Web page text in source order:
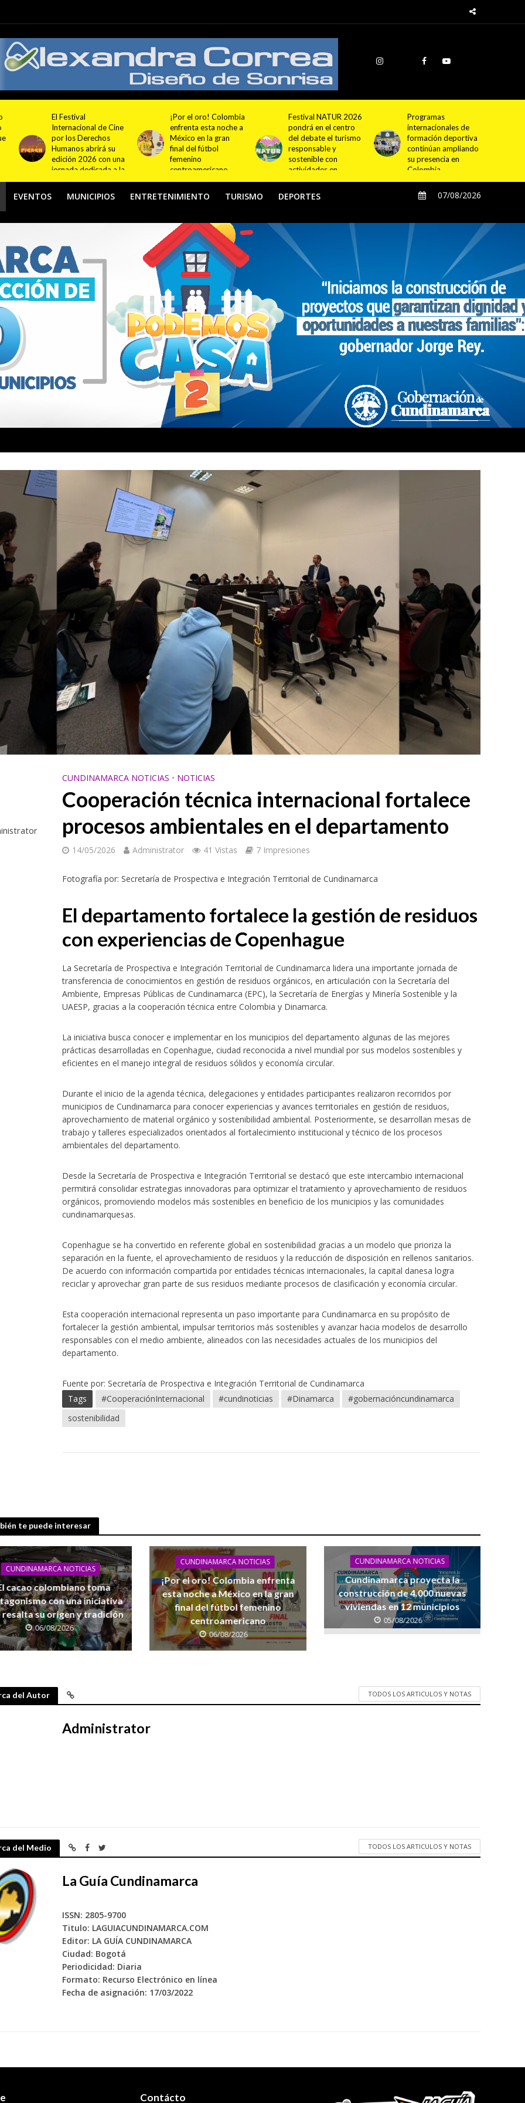
¡Por el oro! Colombia
enfrenta esta noche a
México en la gran
final del fútbol
femenino
centroamericano
Festival NATUR 2026
pondrá en el centro
del debate el turismo
responsable y
sostenible con
actividades en
Bogotá y Guasca
Programas
internacionales de
formación deportiva
continúan ampliando
su presencia en
Colombia
Cundinamarca
proyecta la
construcción de
4.000 nuevas
viviendas en 12
municipios
EVENTOS MUNICIPIOS ENTRETENIMIENTO TURISMO DEPORTES 07/08/2026
CUNDINAMARCA NOTICIAS • NOTICIAS
Cooperación técnica internacional fortalece
procesos ambientales en el departamento
14/05/2026 Administrator 41 Vistas 7 Impresiones
Fotografía por: Secretaría de Prospectiva e Integración Territorial de Cundinamarca
El departamento fortalece la gestión de residuos
con experiencias de Copenhague
La Secretaría de Prospectiva e Integración Territorial de Cundinamarca lidera una importante jornada de
transferencia de conocimientos en gestión de residuos orgánicos, en articulación con la Secretaría del
Ambiente, Empresas Públicas de Cundinamarca (EPC), la Secretaría de Energías y Minería Sostenible y la
UAESP, gracias a la cooperación técnica entre Colombia y Dinamarca.
La iniciativa busca conocer e implementar en los municipios del departamento algunas de las mejores
prácticas desarrolladas en Copenhague, ciudad reconocida a nivel mundial por sus modelos sostenibles y
eficientes en el manejo integral de residuos sólidos y economía circular.
Durante el inicio de la agenda técnica, delegaciones y entidades participantes realizaron recorridos por
municipios de Cundinamarca para conocer experiencias y avances territoriales en gestión de residuos,
aprovechamiento de material orgánico y sostenibilidad ambiental. Posteriormente, se desarrollan mesas de
trabajo y talleres especializados orientados al fortalecimiento institucional y técnico de los procesos
ambientales del departamento.
Desde la Secretaría de Prospectiva e Integración Territorial se destacó que este intercambio internacional
permitirá consolidar estrategias innovadoras para optimizar el tratamiento y aprovechamiento de residuos
orgánicos, promoviendo modelos más sostenibles en beneficio de los municipios y las comunidades
cundinamarquesas.
Copenhague se ha convertido en referente global en sostenibilidad gracias a un modelo que prioriza la
separación en la fuente, el aprovechamiento de residuos y la reducción de disposición en rellenos sanitarios.
De acuerdo con información compartida por entidades técnicas internacionales, la capital danesa logra
reciclar y aprovechar gran parte de sus residuos mediante procesos de clasificación y economía circular.
Esta cooperación internacional representa un paso importante para Cundinamarca en su propósito de
fortalecer la gestión ambiental, impulsar territorios más sostenibles y avanzar hacia modelos de desarrollo
responsables con el medio ambiente, alineados con las necesidades actuales de los municipios del
departamento.
Fuente por: Secretaría de Prospectiva e Integración Territorial de Cundinamarca
Tags
#CooperaciónInternacional #cundinoticias #Dinamarca
#gobernacióncundinamarca
sostenibilidad
te puede interesar
CUNDINAMARCA NOTICIAS
cacao colombiano toma
con una iniciativa
resalta su origen y tradición
06/08/2026
CUNDINAMARCA NOTICIAS
¡Por el oro! Colombia enfrenta
esta noche a México en la gran
final del fútbol femenino
centroamericano
06/08/2026
CUNDINAMARCA NOTICIAS
Cundinamarca proyecta la
construcción de 4.000 nuevas
viviendas en 12 municipios
05/08/2026
del Autor TODOS LOS ARTICULOS Y NOTAS
Administrator
del Medio TODOS LOS ARTICULOS Y NOTAS
La Guía Cundinamarca
ISSN: 2805-9700
Titulo: LAGUIACUNDINAMARCA.COM
Editor: LA GUÍA CUNDINAMARCA
Ciudad: Bogotá
Periodicidad: Diaria
Formato: Recurso Electrónico en línea
Fecha de asignación: 17/03/2022
Contácto